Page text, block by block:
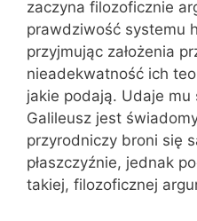
zaczyna filozoficznie
prawdziwość systemu
przyjmując założenia
nieadekwatność ich
jakie podają. Udaje mu
Galileusz jest
przyrodniczy broni się
płaszczyźnie, jednak
takiej, filozoficznej